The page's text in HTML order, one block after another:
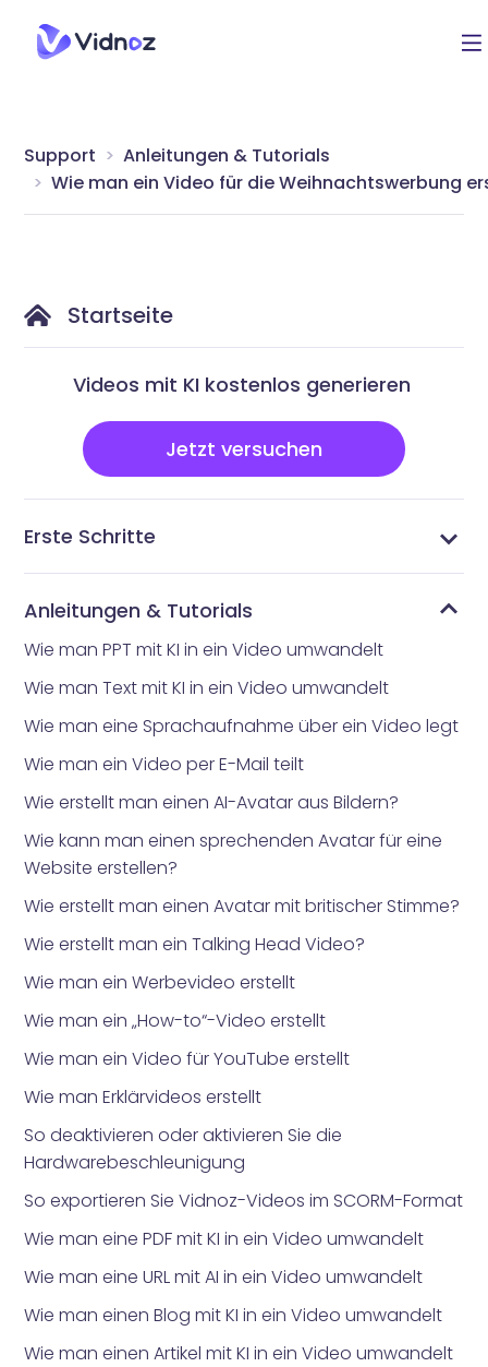
Support
Anleitungen & Tutorials
Wie man ein Video für die Weihnachtswerbung
Startseite
Videos mit KI kostenlos generieren
Jetzt versuchen
Erste Schritte
Anleitungen & Tutorials
Wie man PPT mit KI in ein Video umwandelt
Wie man Text mit KI in ein Video umwandelt
Wie man eine Sprachaufnahme über ein Video legt
Wie man ein Video per E-Mail teilt
Wie erstellt man einen AI-Avatar aus Bildern?
Wie kann man einen sprechenden Avatar für eine
Website erstellen?
Wie erstellt man einen Avatar mit britischer Stimme?
Wie erstellt man ein Talking Head Video?
Wie man ein Werbevideo erstellt
Wie man ein „How-to“-Video erstellt
Wie man ein Video für YouTube erstellt
Wie man Erklärvideos erstellt
So deaktivieren oder aktivieren Sie die
Hardwarebeschleunigung
So exportieren Sie Vidnoz-Videos im SCORM-Format
Wie man eine PDF mit KI in ein Video umwandelt
Wie man eine URL mit AI in ein Video umwandelt
Wie man einen Blog mit KI in ein Video umwandelt
Wie man einen Artikel mit KI in ein Video umwandelt